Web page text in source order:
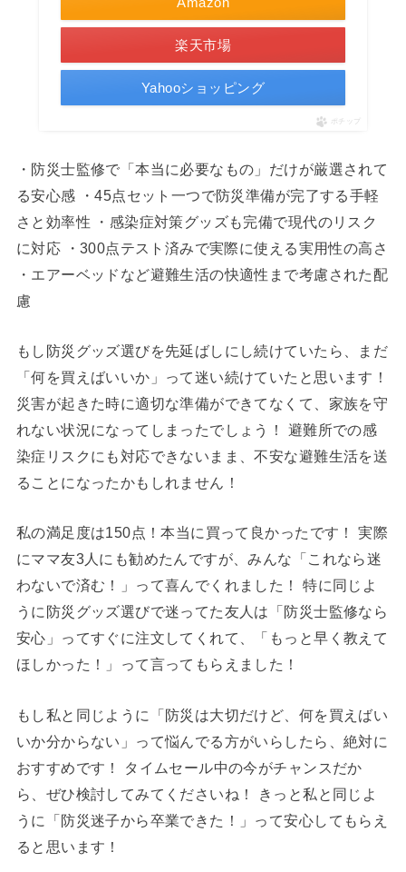
楽天市場
Yahooショッピング
ポチップ
・防災士監修で「本当に必要なもの」だけが厳選されて
る安心感 ・45点セット一つで防災準備が完了する手軽
さと効率性 ・感染症対策グッズも完備で現代のリスク
に対応 ・300点テスト済みで実際に使える実用性の高さ
・エアーベッドなど避難生活の快適性まで考慮された配
慮
もし防災グッズ選びを先延ばしにし続けていたら、まだ
「何を買えばいいか」って迷い続けていたと思います！
災害が起きた時に適切な準備ができてなくて、家族を守
れない状況になってしまったでしょう！ 避難所での感
染症リスクにも対応できないまま、不安な避難生活を送
ることになったかもしれません！
私の満足度は150点！本当に買って良かったです！ 実際
にママ友3人にも勧めたんですが、みんな「これなら迷
わないで済む！」って喜んでくれました！ 特に同じよ
うに防災グッズ選びで迷ってた友人は「防災士監修なら
安心」ってすぐに注文してくれて、「もっと早く教えて
ほしかった！」って言ってもらえました！
もし私と同じように「防災は大切だけど、何を買えばい
いか分からない」って悩んでる方がいらしたら、絶対に
おすすめです！ タイムセール中の今がチャンスだか
ら、ぜひ検討してみてくださいね！ きっと私と同じよ
うに「防災迷子から卒業できた！」って安心してもらえ
ると思います！